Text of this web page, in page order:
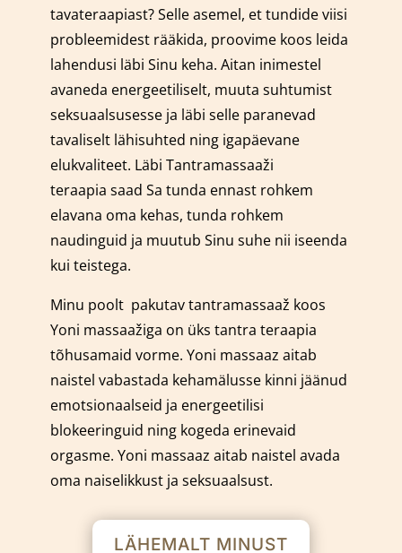
tavateraapiast? Selle asemel, et tundide viisi
probleemidest rääkida, proovime koos leida
lahendusi läbi Sinu keha. Aitan inimestel
avaneda energeetiliselt, muuta suhtumist
seksuaalsusesse ja läbi selle paranevad
tavaliselt lähisuhted ning igapäevane
elukvaliteet. Läbi Tantramassaaži
teraapia saad Sa tunda ennast rohkem
elavana oma kehas, tunda rohkem
naudinguid ja muutub Sinu suhe nii iseenda
kui teistega.
Minu poolt pakutav tantramassaaž koos
Yoni massaažiga on üks tantra teraapia
tõhusamaid vorme. Yoni massaaz aitab
naistel vabastada kehamälusse kinni jäänud
emotsionaalseid ja energeetilisi
blokeeringuid ning kogeda erinevaid
orgasme. Yoni massaaz aitab naistel avada
oma naiselikkust ja seksuaalsust.
LÄHEMALT MINUST